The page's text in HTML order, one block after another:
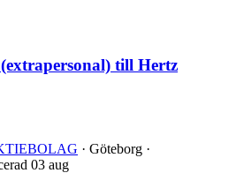
till Hertz
· Göteborg ·
03 aug